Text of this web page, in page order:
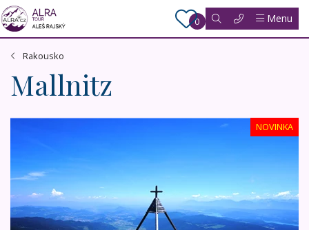
0 Menu
Rakousko
Mallnitz
NOVINKA
Malebné Korutany s korutanskou slevovou kartou